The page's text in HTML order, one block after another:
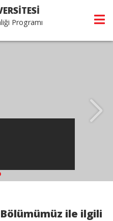
Programı
ile ilgili